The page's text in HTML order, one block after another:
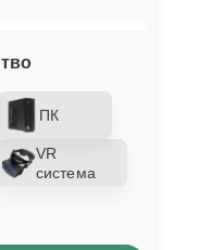
ПК
VR
система